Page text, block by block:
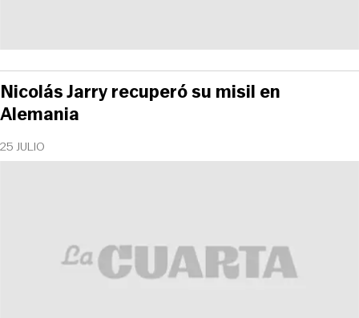
25 JULIO
Nicolás Jarry recuperó su misil en
Alemania